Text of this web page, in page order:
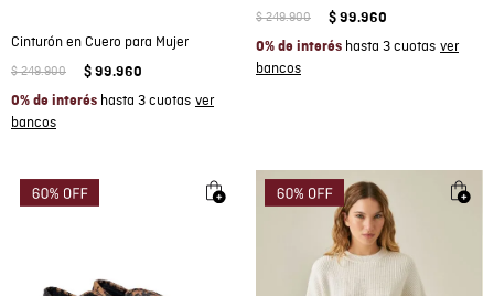
Cinturón en Cuero para Mujer
$ 249.900 $ 99.960
0% de interés hasta 3 cuotas
$ 249.900 $ 99.960
0% de interés hasta 3 cuotas